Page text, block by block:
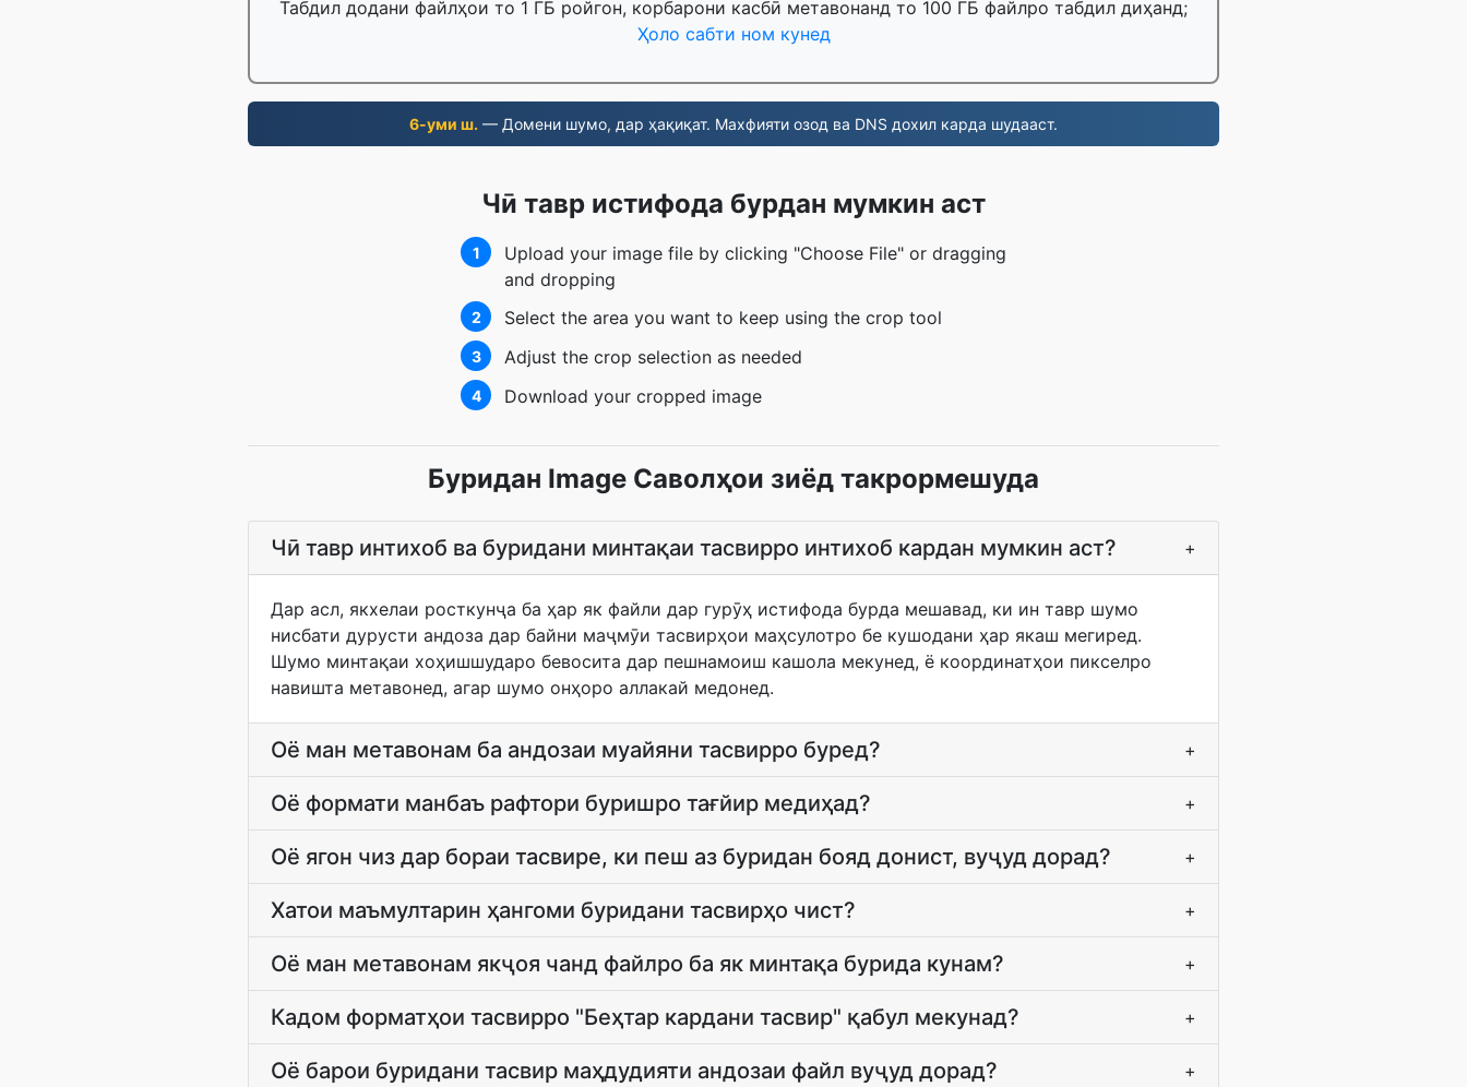
Табдил додани файлҳои то 1 ГБ ройгон, корбарони касбӣ метавонанд то 100 ГБ файлро табдил диҳанд;
Ҳоло сабти ном кунед
6-уми ш. — Домени шумо, дар ҳақиқат. Махфияти озод ва DNS дохил карда шудааст.
Чӣ тавр истифода бурдан мумкин аст
1
Upload your image file by clicking "Choose File" or dragging
and dropping
2 Select the area you want to keep using the crop tool
3 Adjust the crop selection as needed
4 Download your cropped image
Буридан Image Саволҳои зиёд такрормешуда
Чӣ тавр интихоб ва буридани минтақаи тасвирро интихоб кардан мумкин аст? +
Дар асл, якхелаи росткунҷа ба ҳар як файли дар гурӯҳ истифода бурда мешавад, ки ин тавр шумо
нисбати дурусти андоза дар байни маҷмӯи тасвирҳои маҳсулотро бе кушодани ҳар якаш мегиред.
Шумо минтақаи хоҳишшударо бевосита дар пешнамоиш кашола мекунед, ё координатҳои пикселро
навишта метавонед, агар шумо онҳоро аллакай медонед.
Оё ман метавонам ба андозаи муайяни тасвирро буред? +
Оё формати манбаъ рафтори буришро тағйир медиҳад? +
Оё ягон чиз дар бораи тасвире, ки пеш аз буридан бояд донист, вуҷуд дорад? +
Хатои маъмултарин ҳангоми буридани тасвирҳо чист? +
Оё ман метавонам якҷоя чанд файлро ба як минтақа бурида кунам? +
Кадом форматҳои тасвирро "Беҳтар кардани тасвир" қабул мекунад? +
Оё барои буридани тасвир маҳдудияти андозаи файл вуҷуд дорад? +